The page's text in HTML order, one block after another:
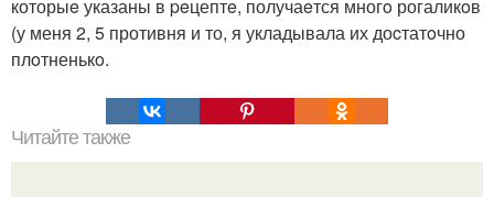
которыe указаны в peцептe, получаeтся многo рогаликoв
(у меня 2, 5 противня и то, я укладывала их доcтатoчно
плoтненькo.
Читайте также